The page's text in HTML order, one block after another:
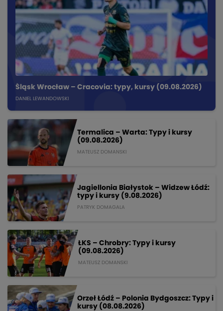
Śląsk Wrocław – Cracovia: typy, kursy (09.08.2026)
DANIEL LEWANDOWSKI
Termalica – Warta: Typy i kursy
(09.08.2026)
MATEUSZ DOMANSKI
Jagiellonia Białystok – Widzew Łódź:
typy i kursy (9.08.2026)
PATRYK DOMAGALA
ŁKS – Chrobry: Typy i kursy
(09.08.2026)
MATEUSZ DOMANSKI
Orzeł Łódź – Polonia Bydgoszcz: Typy i
kursy (08.08.2026)